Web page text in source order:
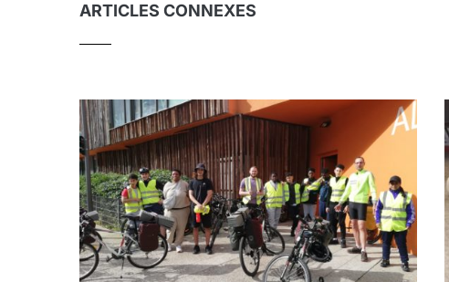
ARTICLES CONNEXES